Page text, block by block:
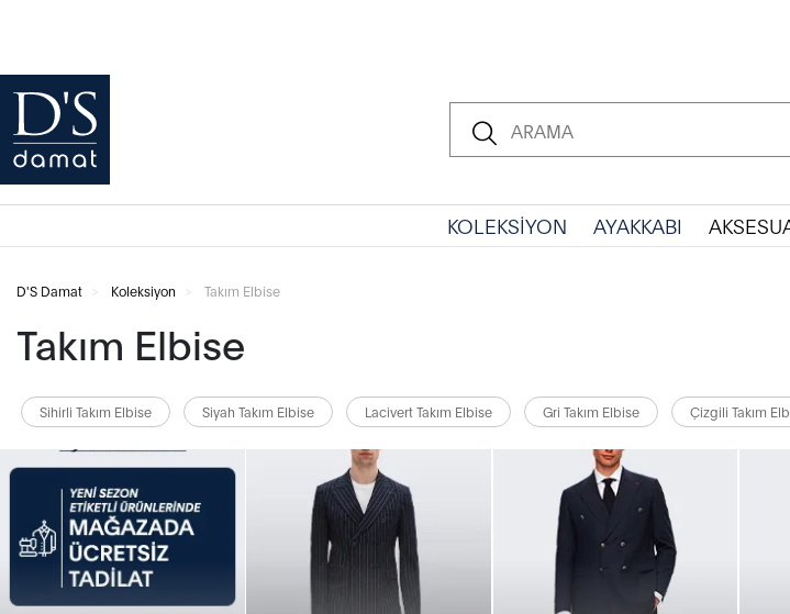
KOLEKSİYON AYAKKABI
D'S Damat Koleksiyon Takım Elbise
Takım Elbise
Sihirli Takım Elbise Siyah Takım Elbise Lacivert Takım Elbise Gri Takım Elbise Çizgili Takım